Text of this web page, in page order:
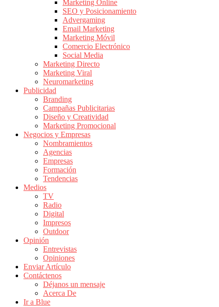
Publicidad
Colombia
Magazine
Publicidad
Marketing
Noticias
Actualidad
Mercadeo
Colombia
Revistas
Actualidad
Colombia
Marketing Online
SEO y Posicionamiento
Advergaming
Email Marketing
Marketing Móvil
Comercio Electrónico
Social Media
Marketing Directo
Marketing Viral
Neuromarketing
Publicidad
Branding
Campañas Publicitarias
Diseño y Creatividad
Marketing Promocional
Negocios y Empresas
Nombramientos
Agencias
Empresas
Formación
Tendencias
Medios
TV
Radio
Digital
Impresos
Outdoor
Opinión
Entrevistas
Opiniones
Enviar Artículo
Contáctenos
Déjanos un mensaje
Acerca De
Ir a Blue